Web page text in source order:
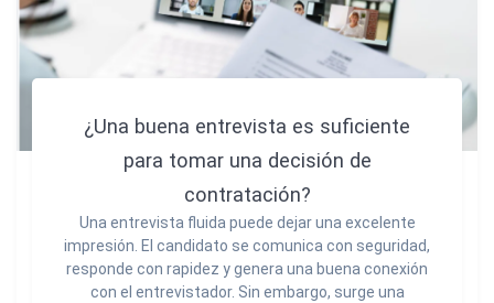
¿Una buena entrevista es suficiente
para tomar una decisión de
contratación?
Una entrevista fluida puede dejar una excelente
impresión. El candidato se comunica con seguridad,
responde con rapidez y genera una buena conexión
con el entrevistador. Sin embargo, surge una